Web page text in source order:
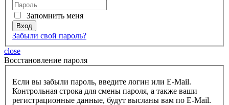
Запомнить меня
Забыли свой пароль?
close
Восcтановление пароля
Если вы забыли пароль, введите логин или E-Mail.
Контрольная строка для смены пароля, а также ваши
регистрационные данные, будут высланы вам по E-Mail.